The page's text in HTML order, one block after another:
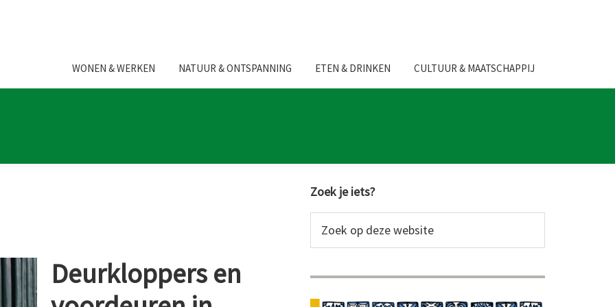
WONEN & WERKEN NATUUR & ONTSPANNING ETEN & DRINKEN CULTUUR & MAATSCHAPPIJ
Deurkloppers en
Primaire
Sidebar
Zoek je iets?
op
website